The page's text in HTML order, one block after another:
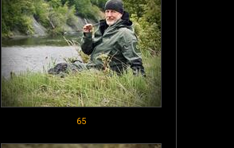
65